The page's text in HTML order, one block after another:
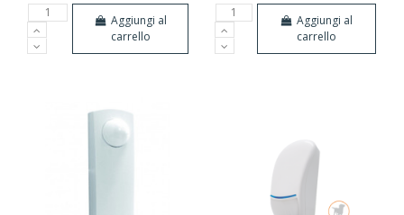
Aggiungi al
carrello
Aggiungi al
carrello